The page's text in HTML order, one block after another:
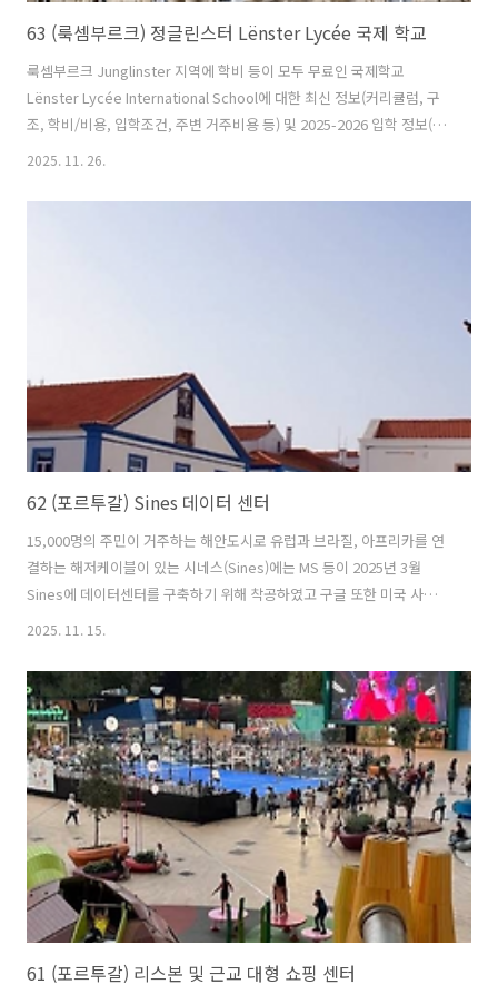
63 (룩셈부르크) 정글린스터 Lënster Lycée 국제 학교
룩셈부르크 Junglinster 지역에 학비 등이 모두 무료인 국제학교
Lënster Lycée International School에 대한 최신 정보(커리큘럼, 구
조, 학비/비용, 입학조건, 주변 거주비용 등) 및 2025-2026 입학 정보(절
차, 대기 현황, 승인가능성)에 대해 아래에서 상세히 다루어 보도록 합니
International School Junglinster)은 룩셈부르크 중부 지방의 마을
2025. 11. 26.
62 (포르투갈) Sines 데이터 센터
15,000명의 주민이 거주하는 해안도시로 유럽과 브라질, 아프리카를 연
결하는 해저케이블이 있는 시네스(Sines)에는 MS 등이 2025년 3월
Sines에 데이터센터를 구축하기 위해 착공하였고 구글 또한 미국 사우
스캐롤라이나와 연결하는 케이블 라인을 추가할 예정으로 포르투갈이
과 등에 대해 아래에서 알아 보기로 합니다. 참고로, 2025년 5월에는 세
계 4위 배터리 제조사인 중국 CALB 그룹이 시네스에 20억 유로 규모의
배터리 공장 건설을 시작했고, 시네스는 유럽연합이 지원하는 초대형 AI
데이터센터인 AI 기가 팩토리의 후보지이기도 하다. 배경 및 프로젝트 개
요지역 및 사업 개요Sines(포르투갈 알렌테주 남서부 ..
2025. 11. 15.
61 (포르투갈) 리스본 및 근교 대형 쇼핑 센터